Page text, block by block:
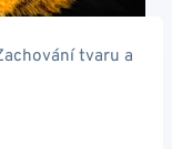
tvaru a